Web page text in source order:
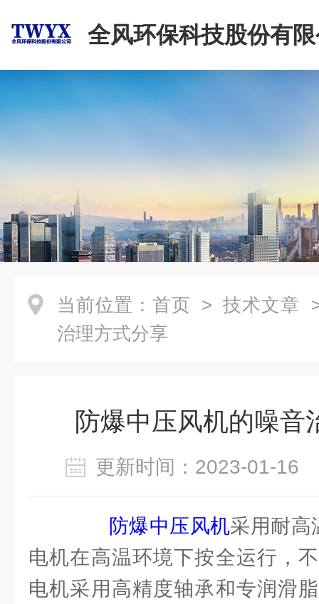
全风环保科技股份有
当前位置： 首页 > 技术文章
治理方式分享
防爆中压风机的噪音
更新时间：2023-01-
防爆中压风机采用耐高
电机在高温环境下按全运行，
电机采用高精度轴承和专润滑